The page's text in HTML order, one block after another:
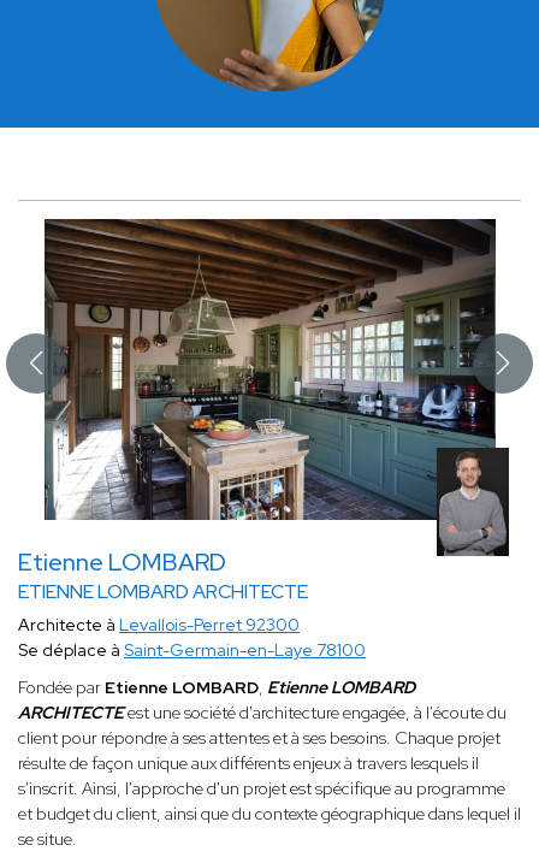
Etienne LOMBARD
ETIENNE LOMBARD ARCHITECTE
Architecte à Levallois-Perret 92300
Se déplace à Saint-Germain-en-Laye 78100
Fondée par Etienne LOMBARD, Etienne LOMBARD
ARCHITECTEest une société d'architecture engagée, à l'écoute du
client pour répondre à ses attentes et à ses besoins. Chaque projet
résulte de façon unique aux différents enjeux à travers lesquels il
s'inscrit. Ainsi, l'approche d'un projet est spécifique au programme
et budget du client, ainsi que du contexte géographique dans lequel il
se situe.